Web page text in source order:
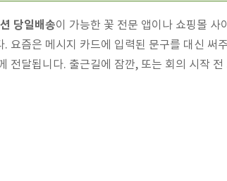
당일배송이 가능한 꽃 전문 앱이나 쇼핑몰 사
요즘은 메시지 카드에 입력된 문구를 대신 써
전달됩니다. 출근길에 잠깐, 또는 회의 시작